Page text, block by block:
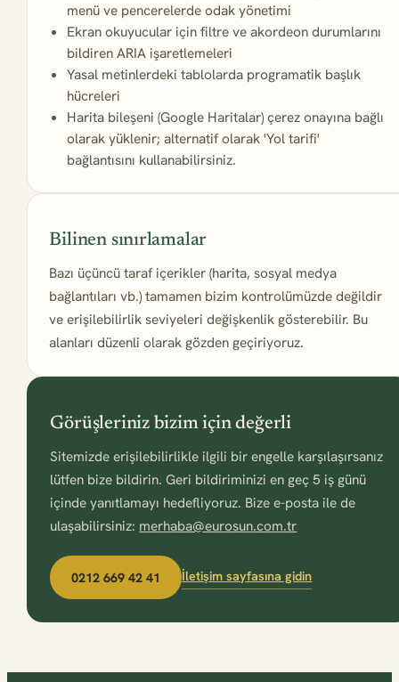
menü ve pencerelerde odak yönetimi
Ekran okuyucular için filtre ve akordeon durumlarını
bildiren ARIA işaretlemeleri
Yasal metinlerdeki tablolarda programatik başlık
hücreleri
Harita bileşeni (Google Haritalar) çerez onayına bağlı
olarak yüklenir; alternatif olarak 'Yol tarifi'
bağlantısını kullanabilirsiniz.
Bilinen sınırlamalar
Bazı üçüncü taraf içerikler (harita, sosyal medya
bağlantıları vb.) tamamen bizim kontrolümüzde değildir
ve erişilebilirlik seviyeleri değişkenlik gösterebilir. Bu
alanları düzenli olarak gözden geçiriyoruz.
Görüşleriniz bizim için değerli
Sitemizde erişilebilirlikle ilgili bir engelle karşılaşırsanız
lütfen bize bildirin. Geri bildiriminizi en geç 5 iş günü
içinde yanıtlamayı hedefliyoruz. Bize e-posta ile de
ulaşabilirsiniz: merhaba@eurosun.com.tr
0212 669 42 41 İletişim sayfasına gidin